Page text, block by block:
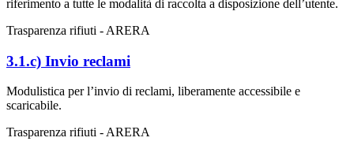
riferimento a tutte le modalità di raccolta a disposizione dell’utente.
Trasparenza rifiuti - ARERA
3.1.c) Invio reclami
Modulistica per l’invio di reclami, liberamente accessibile e
scaricabile.
Trasparenza rifiuti - ARERA